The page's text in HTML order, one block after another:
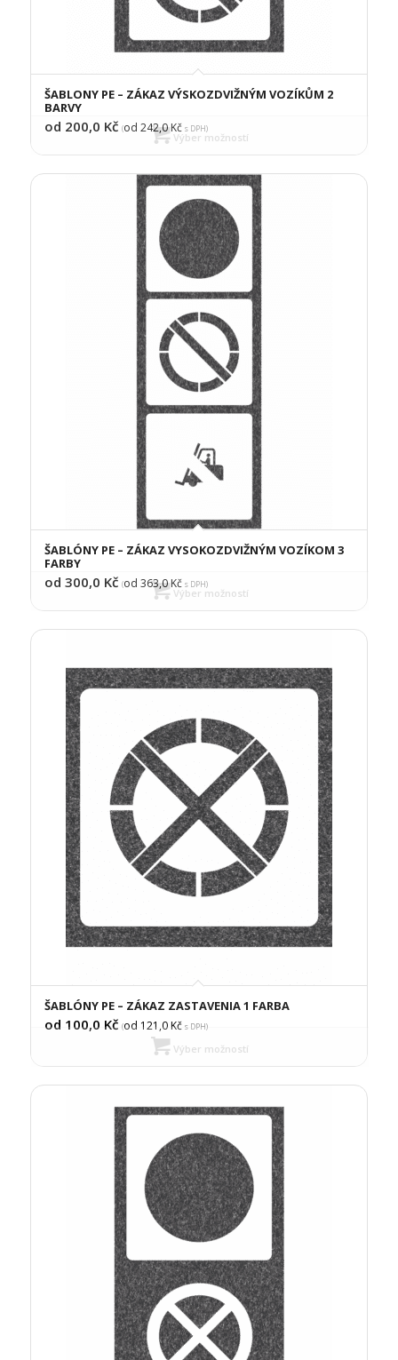
ŠABLONY PE – ZÁKAZ VÝSKOZDVIŽNÝM VOZÍKŮM 2
BARVY
od 200,0 Kč (od 242,0Kčs DPH)
Výber možností
ŠABLÓNY PE – ZÁKAZ VYSOKOZDVIŽNÝM VOZÍKOM 3
FARBY
od 300,0 Kč (od 363,0Kčs DPH)
Výber možností
ŠABLÓNY PE – ZÁKAZ ZASTAVENIA 1 FARBA
od 100,0 Kč (od 121,0Kčs DPH)
Výber možností